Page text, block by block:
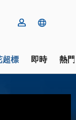
超標 即時 熱